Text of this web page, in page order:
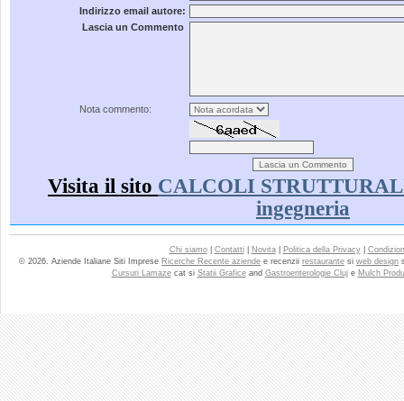
Indirizzo email autore:
Lascia un Commento
Nota commento:
Visita il sito CALCOLI
ingegneria
Chi siamo| Contatti| Novita| Politica della Privacy|
© 2026. Aziende Italiane Siti Imprese Ricerche Recente aziende e recenzii restaurante si web design
Cursuri Lamazecat si Statii Graficeand Gastroenterologie Cluje Mulch